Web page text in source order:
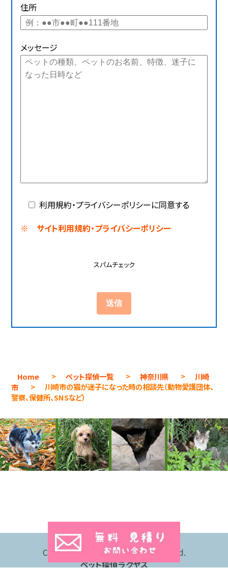
住所
メッセージ
利用規約・プライバシーポリシーに同意する
※ サイト利用規約・プライバシーポリシー
スパムチェック
Home > ペット探偵一覧 > 神奈川県 >
川崎
市
>
川崎市の猫が迷子になった時の相談先（動物愛護団体、
警察、保健所、SNSなど）
Copyright © 2026 All Rights Reserved.
ペット探偵ラクヤス